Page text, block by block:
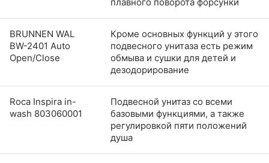
плавного поворота форсунки
BRUNNEN WAL
BW-2401 Auto
Open/Close
Кроме основных функций у этого
подвесного унитаза есть режим
обмыва и сушки для детей и
дезодорирование
Roca Inspira in-
wash 803060001
Подвесной унитаз со всеми
базовыми функциями, а также
регулировкой пяти положений
душа